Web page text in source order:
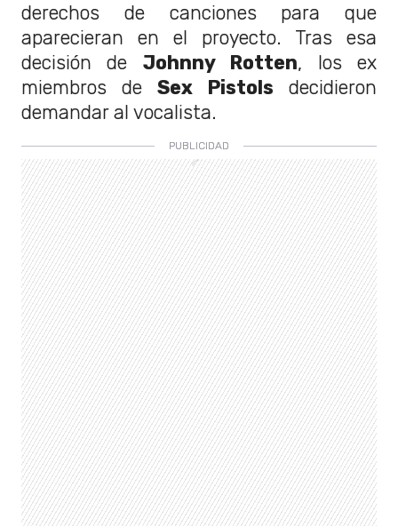
derechos de canciones para que
aparecieran en el proyecto. Tras esa
decisión de Johnny Rotten, los ex
miembros de Sex Pistols decidieron
demandar al vocalista.